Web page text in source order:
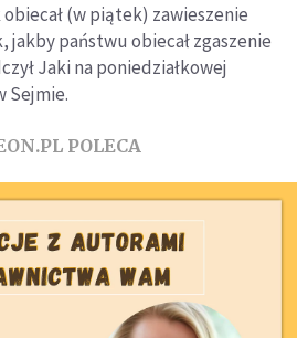
(w piątek) zawieszenie
jakby państwu obiecał zgaszenie
Jaki na poniedziałkowej
Sejmie.
POLECA